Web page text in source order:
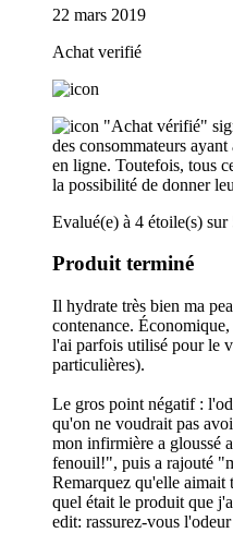
22 mars 2019
Achat verifié
"Achat vérifié"
des consommateurs
en ligne. Toutefois, tous
la possibilité de donner
Evalué(e) à 4 étoile(s) sur
Produit terminé
Il hydrate très bien ma
contenance.
l'ai parfois utilisé pour le
particulières).
Le gros point négatif :
qu'on ne voudrait pas
mon infirmière a gloussé
fenouil!", puis a rajouté
Remarquez qu'elle aimait
quel était le produit que
edit: rassurez-vous